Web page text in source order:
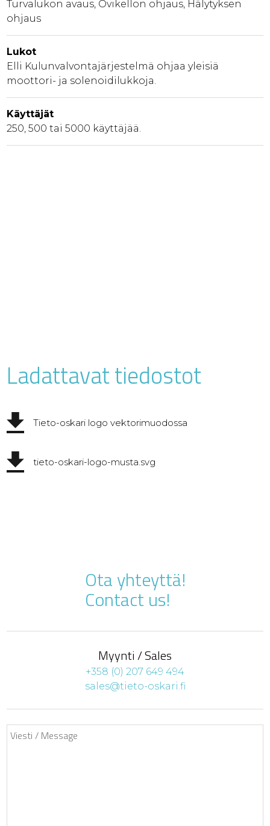
Turvalukon avaus, Ovikellon ohjaus, Hälytyksen
ohjaus
Lukot
Elli Kulunvalvontajärjestelmä ohjaa yleisiä
moottori- ja solenoidilukkoja.
Käyttäjät
250, 500 tai 5000 käyttäjää.
Ladattavat tiedostot
Tieto-oskari logo vektorimuodossa
tieto-oskari-logo-musta.svg
Ota yhteyttä!
Contact us!
Myynti / Sales
+358 (0) 207 649 494
sales@tieto-oskari.fi